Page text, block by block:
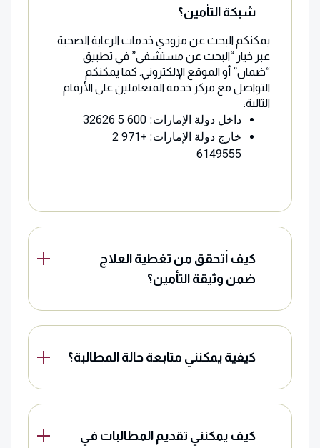
شبكة التأمين؟
يمكنكم البحث عن مزودي خدمات الرعاية الصحية
عبر خيار “البحث عن مستشفى” في تطبيق
“ضمان” أو الموقع الإلكتروني. كما يمكنكم
التواصل مع مركز خدمة المتعاملين على الأرقام
التالية:
داخل دولة الإمارات: 600 5 32626
خارج دولة الإمارات: +971 2
6149555
كيف أتحقق من تغطية العلاج
ضمن وثيقة التأمين؟
كيفية يمكنني متابعة حالة المطالبة؟
كيف يمكنني تقديم المطالبات في